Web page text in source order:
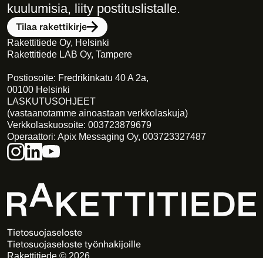
kuulumisia, liity postituslistalle.
Tilaa rakettikirje
Rakettitiede Oy, Helsinki
Rakettitiede LAB Oy, Tampere
Postiosoite: Fredrikinkatu 40 A 2a,
00100 Helsinki
LASKUTUSOHJEET
(vastaanotamme ainoastaan verkkolaskuja)
Verkkolaskuosoite: 003723879679
Operaattori: Apix Messaging Oy, 003723327487
Tietosuojaseloste
Tietosuojaseloste työnhakijoille
Rakettitiede © 2026